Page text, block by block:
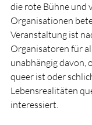
die rote Bühne und
Organisationen
Veranstaltung ist
Organisatoren für
unabhängig davon,
queer ist oder
Lebensrealitäten
interessiert.